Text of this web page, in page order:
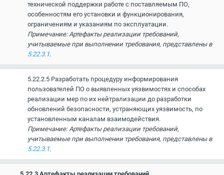
технической поддержки работе с поставляемым ПО,
особенностям его установки и функционирования,
ограничениям и указаниям по эксплуатации.
Примечание: Артефакты реализации требований,
учитываемые при выполнении требования, представлены в
5.22.3.1.
5.22.2.5 Разработать процедуру информирования
пользователей ПО о выявленных уязвимостях и способах
реализации мер по их нейтрализации до разработки
обновлений безопасности, устраняющих уязвимость, по
установленным каналам взаимодействия.
Примечание: Артефакты реализации требований,
учитываемые при выполнении требования, представлены в
5.22.3.1.